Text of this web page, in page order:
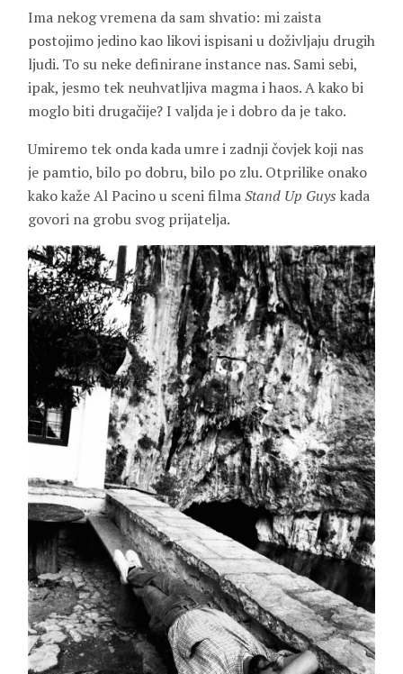
Ima nekog vremena da sam shvatio: mi zaista
postojimo jedino kao likovi ispisani u doživljaju drugih
ljudi. To su neke definirane instance nas. Sami sebi,
ipak, jesmo tek neuhvatljiva magma i haos. A kako bi
moglo biti drugačije? I valjda je i dobro da je tako.
Umiremo tek onda kada umre i zadnji čovjek koji nas
je pamtio, bilo po dobru, bilo po zlu. Otprilike onako
kako kaže Al Pacino u sceni filmaStand Up Guys kada
govori na grobu svog prijatelja.